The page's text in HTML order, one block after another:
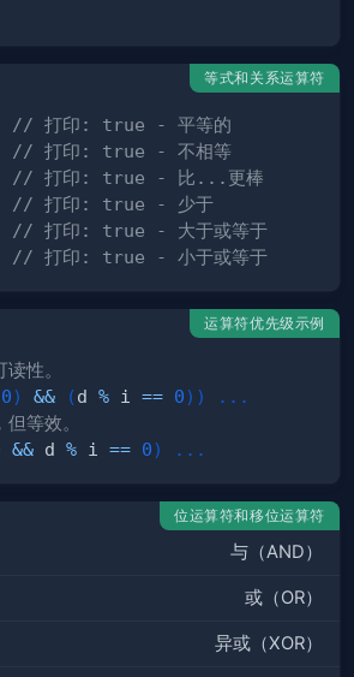
等式和关系运算符
// 打印: true - 平等的
// 打印: true - 不相等
// 打印: true - 比...更棒
// 打印: true - 少于
// 打印: true - 大于或等于
// 打印: true - 小于或等于
运算符优先级示例
性。
0) && (d % i == 0) ) . . .
等效。
&& d % i == 0) . . .
位运算符和移位运算符
与（AND）
或（OR）
异或（XOR）